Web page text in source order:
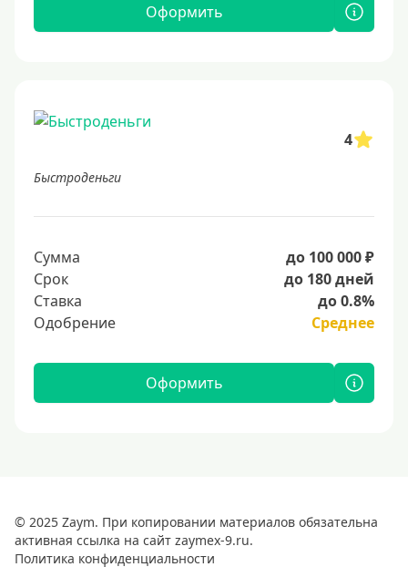
Оформить
4
Быстроденьги
Сумма
до 100 000 ₽
Срок
до 180 дней
Ставка
до 0.8%
Одобрение
Среднее
Оформить
© 2025 Zaym. При копировании материалов обязательна
активная ссылка на сайт zaymex-9.ru.
Политика конфиденциальности